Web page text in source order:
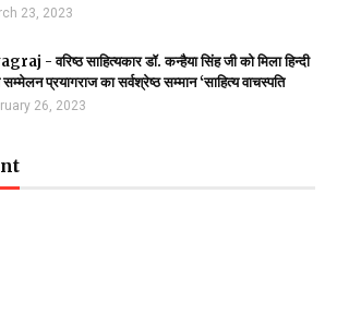
23, 2023
- वरिष्ठ साहित्यकार डॉ. कन्हैया सिंह जी को मिला हिन्दी
सम्मेलन प्रयागराज का सर्वश्रेष्ठ सम्मान ‘साहित्य वाचस्पति
26, 2023